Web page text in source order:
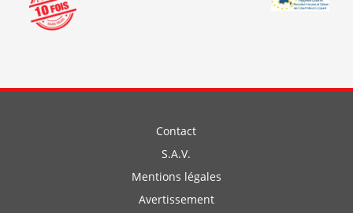
Contact
S.A.V.
Mentions légales
Avertissement